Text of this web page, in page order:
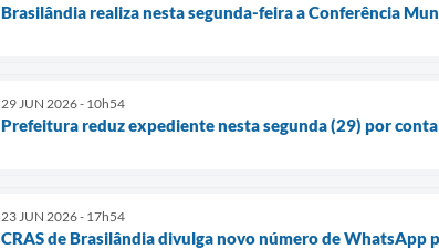
Brasilândia realiza nesta segunda-feira a Conferência
29 JUN 2026 - 10h54
Prefeitura reduz expediente nesta segunda (29) por
23 JUN 2026 - 17h54
CRAS de Brasilândia divulga novo número de WhatsApp